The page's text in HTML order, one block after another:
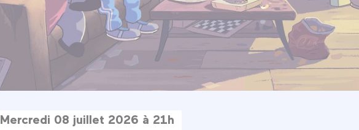
Mercredi 08 juillet 2026 à 21h